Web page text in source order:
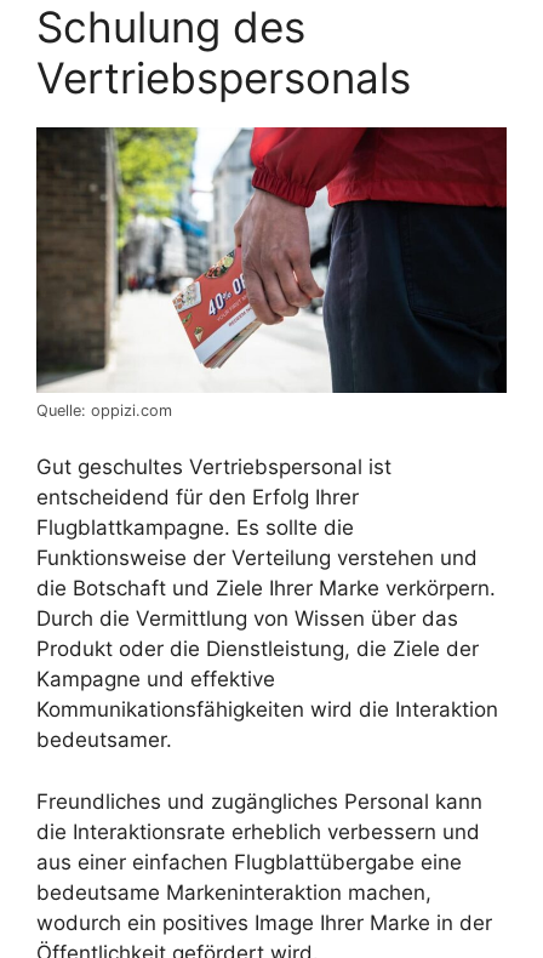
Schulung des
Vertriebspersonals
Quelle: oppizi.com
Gut geschultes Vertriebspersonal ist
entscheidend für den Erfolg Ihrer
Flugblattkampagne. Es sollte die
Funktionsweise der Verteilung verstehen und
die Botschaft und Ziele Ihrer Marke verkörpern.
Durch die Vermittlung von Wissen über das
Produkt oder die Dienstleistung, die Ziele der
Kampagne und effektive
Kommunikationsfähigkeiten wird die Interaktion
bedeutsamer.
Freundliches und zugängliches Personal kann
die Interaktionsrate erheblich verbessern und
aus einer einfachen Flugblattübergabe eine
bedeutsame Markeninteraktion machen,
wodurch ein positives Image Ihrer Marke in der
Öffentlichkeit gefördert wird.